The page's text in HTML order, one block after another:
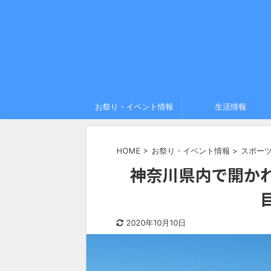
お祭り・イベント情報 生活情報
HOME > お祭り・イベント情報 > スポーツ
神奈川県内で開か
2020年10月10日